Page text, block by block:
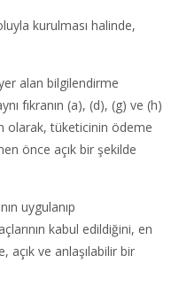
kurulması halinde,
alan bilgilendirme
fıkranın (a), (d), (g) ve (h)
olarak, tüketicinin ödeme
önce açık bir şekilde
uygulanıp
kabul edildiğini, en
açık ve anlaşılabilir bir